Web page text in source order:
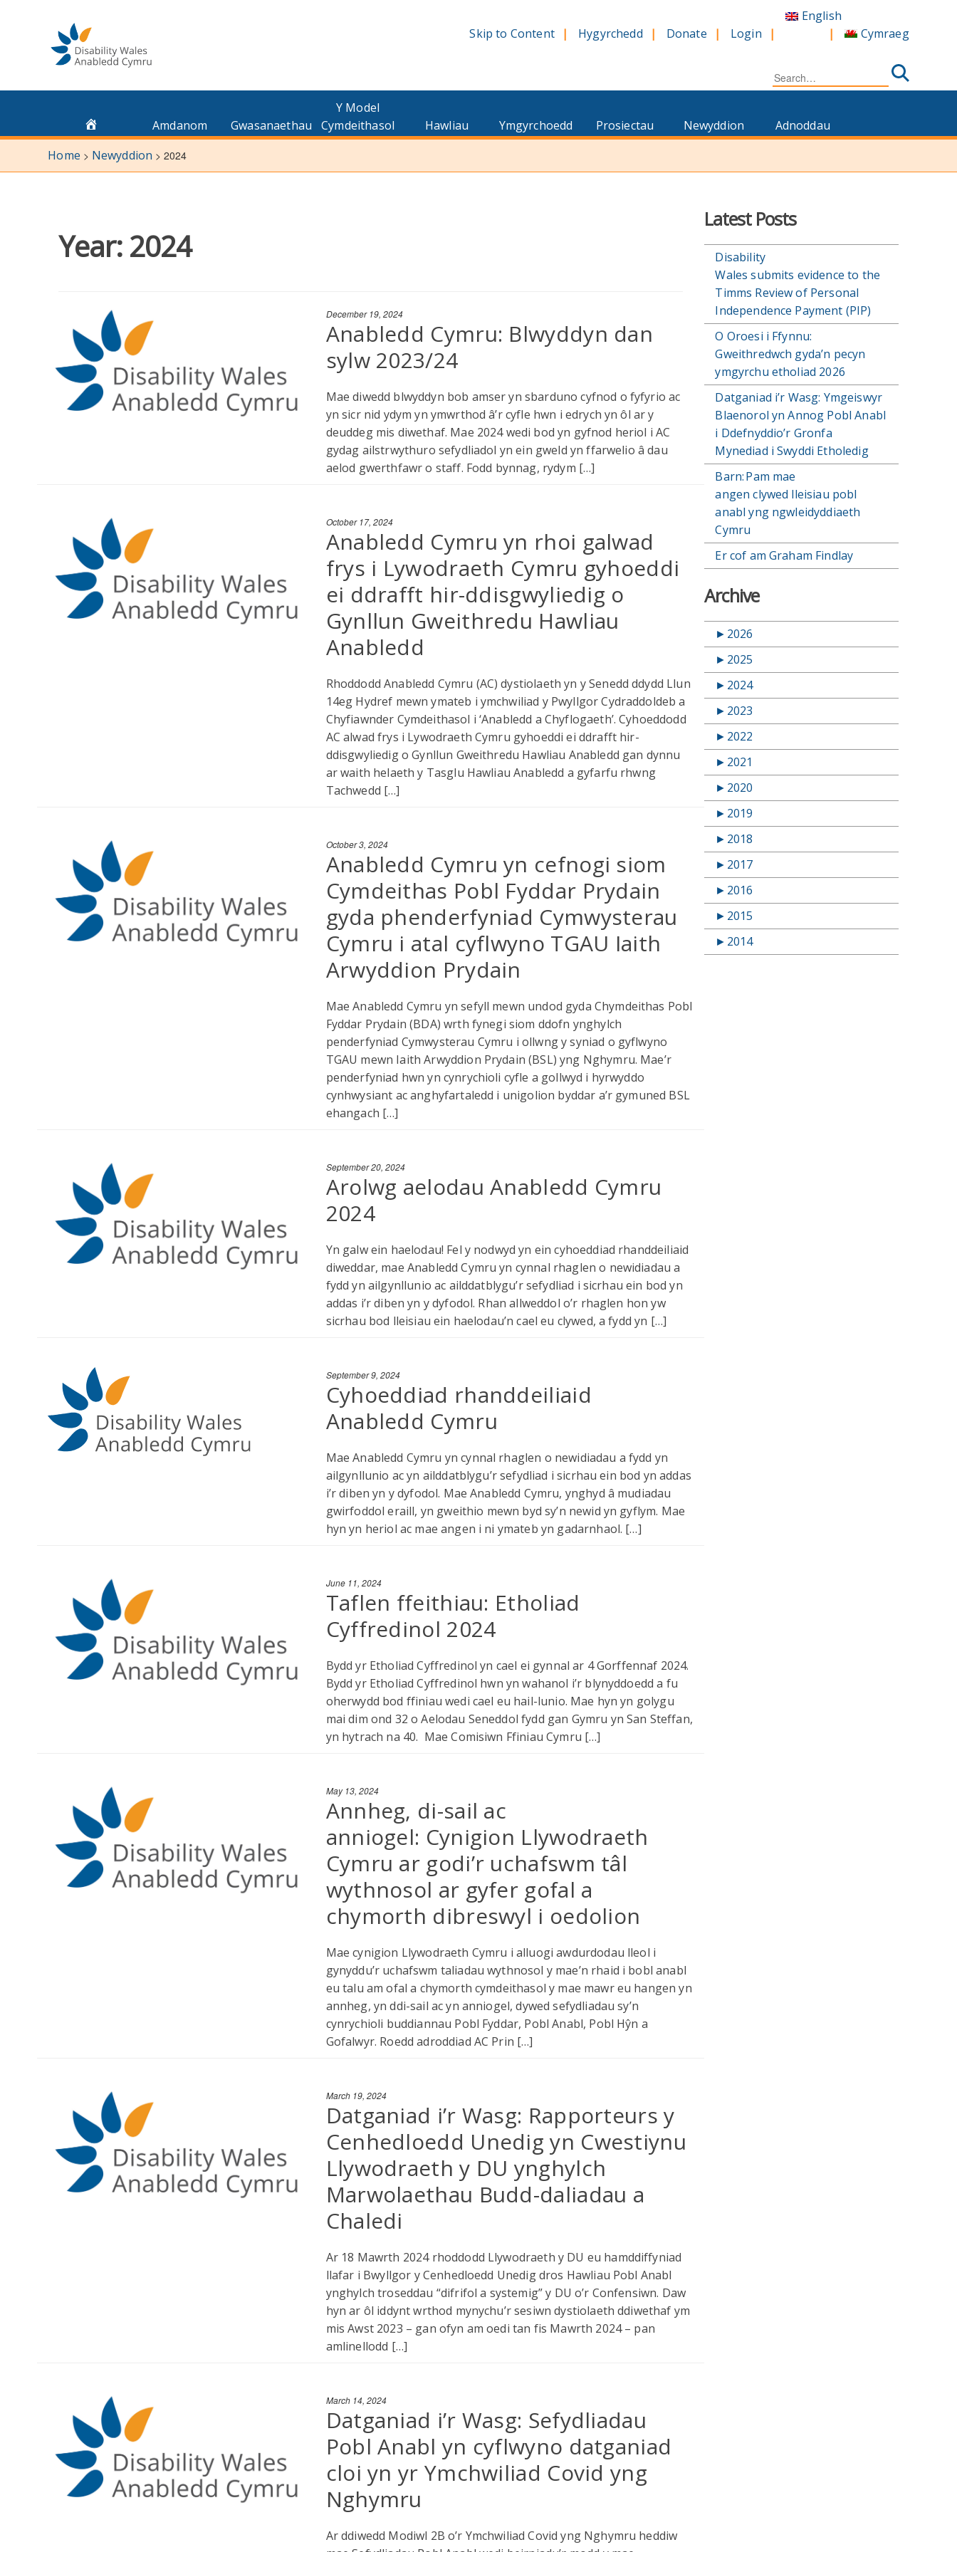
Skip to Content Hygyrchedd Donate Login
English
Cymraeg
Search
for:
Amdanom Gwasanaethau
Y Model
Cymdeithasol
Hawliau Ymgyrchoedd Prosiectau Newyddion
Adnoddau
Home > Newyddion >2024
Year: 2024
December 19, 2024
Anabledd Cymru: Blwyddyn dan
sylw 2023/24
Mae diwedd blwyddyn bob amser yn sbarduno cyfnod o fyfyrio ac
yn sicr nid ydym yn ymwrthod â’r cyfle hwn i edrych yn ôl ar y
deuddeg mis diwethaf. Mae 2024 wedi bod yn gyfnod heriol i AC
gydag ailstrwythuro sefydliadol yn ein gweld yn ffarwelio â dau
aelod gwerthfawr o staff. Fodd bynnag, rydym […]
October 17, 2024
Anabledd Cymru yn rhoi galwad
frys i Lywodraeth Cymru gyhoeddi
ei ddrafft hir-ddisgwyliedig o
Gynllun Gweithredu Hawliau
Anabledd
Rhoddodd Anabledd Cymru (AC) dystiolaeth yn y Senedd ddydd Llun
14eg Hydref mewn ymateb i ymchwiliad y Pwyllgor Cydraddoldeb a
Chyfiawnder Cymdeithasol i ‘Anabledd a Chyflogaeth’. Cyhoeddodd
AC alwad frys i Lywodraeth Cymru gyhoeddi ei ddrafft hir-
ddisgwyliedig o Gynllun Gweithredu Hawliau Anabledd gan dynnu
ar waith helaeth y Tasglu Hawliau Anabledd a gyfarfu rhwng
Tachwedd […]
October 3, 2024
Anabledd Cymru yn cefnogi siom
Cymdeithas Pobl Fyddar Prydain
gyda phenderfyniad Cymwysterau
Cymru i atal cyflwyno TGAU Iaith
Arwyddion Prydain
Mae Anabledd Cymru yn sefyll mewn undod gyda Chymdeithas Pobl
Fyddar Prydain (BDA) wrth fynegi siom ddofn ynghylch
penderfyniad Cymwysterau Cymru i ollwng y syniad o gyflwyno
TGAU mewn Iaith Arwyddion Prydain (BSL) yng Nghymru. Mae’r
penderfyniad hwn yn cynrychioli cyfle a gollwyd i hyrwyddo
cynhwysiant ac anghyfartaledd i unigolion byddar a’r gymuned BSL
ehangach […]
September 20, 2024
Arolwg aelodau Anabledd Cymru
2024
Yn galw ein haelodau! Fel y nodwyd yn ein cyhoeddiad rhanddeiliaid
diweddar, mae Anabledd Cymru yn cynnal rhaglen o newidiadau a
fydd yn ailgynllunio ac ailddatblygu’r sefydliad i sicrhau ein bod yn
addas i’r diben yn y dyfodol. Rhan allweddol o’r rhaglen hon yw
sicrhau bod lleisiau ein haelodau’n cael eu clywed, a fydd yn […]
September 9, 2024
Cyhoeddiad rhanddeiliaid
Anabledd Cymru
Mae Anabledd Cymru yn cynnal rhaglen o newidiadau a fydd yn
ailgynllunio ac yn ailddatblygu’r sefydliad i sicrhau ein bod yn addas
i’r diben yn y dyfodol. Mae Anabledd Cymru, ynghyd â mudiadau
gwirfoddol eraill, yn gweithio mewn byd sy’n newid yn gyflym. Mae
hyn yn heriol ac mae angen i ni ymateb yn gadarnhaol. […]
June 11, 2024
Taflen ffeithiau: Etholiad
Cyffredinol 2024
Bydd yr Etholiad Cyffredinol yn cael ei gynnal ar 4 Gorffennaf 2024.
Bydd yr Etholiad Cyffredinol hwn yn wahanol i’r blynyddoedd a fu
oherwydd bod ffiniau wedi cael eu hail-lunio. Mae hyn yn golygu
mai dim ond 32 o Aelodau Seneddol fydd gan Gymru yn San Steffan,
yn hytrach na 40. Mae Comisiwn Ffiniau Cymru […]
May 13, 2024
Annheg, di-sail ac
anniogel: Cynigion Llywodraeth
Cymru ar godi’r uchafswm tâl
wythnosol ar gyfer gofal a
chymorth dibreswyl i oedolion
Mae cynigion Llywodraeth Cymru i alluogi awdurdodau lleol i
gynyddu’r uchafswm taliadau wythnosol y mae’n rhaid i bobl anabl
eu talu am ofal a chymorth cymdeithasol y mae mawr eu hangen yn
annheg, yn ddi-sail ac yn anniogel, dywed sefydliadau sy’n
cynrychioli buddiannau Pobl Fyddar, Pobl Anabl, Pobl Hŷn a
Gofalwyr. Roedd adroddiad AC Prin […]
March 19, 2024
Datganiad i’r Wasg: Rapporteurs y
Cenhedloedd Unedig yn Cwestiynu
Llywodraeth y DU ynghylch
Marwolaethau Budd-daliadau a
Chaledi
Ar 18 Mawrth 2024 rhoddodd Llywodraeth y DU eu hamddiffyniad
llafar i Bwyllgor y Cenhedloedd Unedig dros Hawliau Pobl Anabl
ynghylch troseddau “difrifol a systemig” y DU o’r Confensiwn. Daw
hyn ar ôl iddynt wrthod mynychu’r sesiwn dystiolaeth ddiwethaf ym
mis Awst 2023 – gan ofyn am oedi tan fis Mawrth 2024 – pan
amlinellodd […]
March 14, 2024
Datganiad i’r Wasg: Sefydliadau
Pobl Anabl yn cyflwyno datganiad
cloi yn yr Ymchwiliad Covid yng
Nghymru
Ar ddiwedd Modiwl 2B o’r Ymchwiliad Covid yng Nghymru heddiw
Latest Posts
Disability
Wales submits evidence to the
Timms Review of Personal
Independence Payment (PIP)
O Oroesi i Ffynnu:
Gweithredwch gyda’n pecyn
ymgyrchu etholiad 2026
Datganiad i’r Wasg: Ymgeiswyr
Blaenorol yn Annog Pobl Anabl
i Ddefnyddio’r Gronfa
Mynediad i Swyddi Etholedig
Barn: Pam mae
angen clywed lleisiau pobl
anabl yng ngwleidyddiaeth
Cymru
Er cof am Graham Findlay
Archive
► 2026
► 2025
► 2024
► 2023
► 2022
► 2021
► 2020
► 2019
► 2018
► 2017
► 2016
► 2015
► 2014